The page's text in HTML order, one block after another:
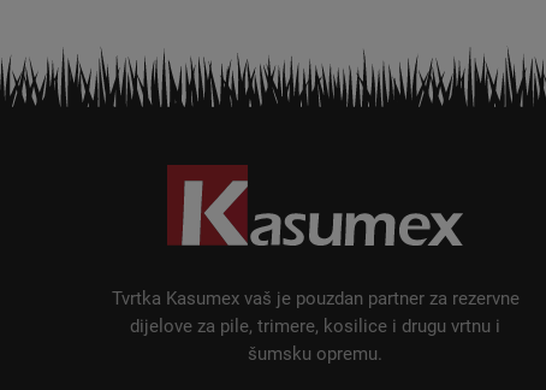
Tvrtka Kasumex vaš je pouzdan partner za rezervne
dijelove za pile, trimere, kosilice i drugu vrtnu i
šumsku opremu.